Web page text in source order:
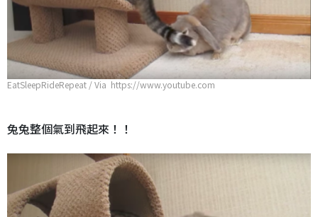
EatSleepRideRepeat / Via https://www.youtube.com
兔兔整個氣到飛起來！！